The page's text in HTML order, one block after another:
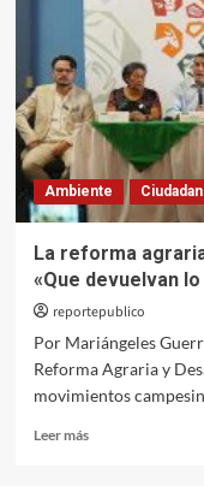
trampas
transgénicas
Ambiente
La reforma
«Que devuelvan
reportepublico
Por Mariángeles
Reforma Agraria y
movimientos
Leer másLeer